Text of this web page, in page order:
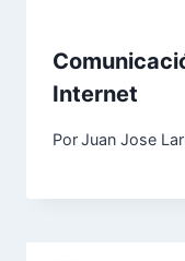
Internet
PorJuan Jose